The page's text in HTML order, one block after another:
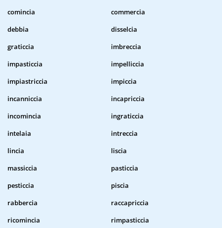
comincia
commercia
debbia
disselcia
graticcia
imbreccia
impasticcia
impelliccia
impiastriccia
impiccia
incanniccia
incapriccia
incomincia
ingraticcia
intelaia
intreccia
lincia
liscia
massiccia
pasticcia
pesticcia
piscia
rabbercia
raccapriccia
ricomincia
rimpasticcia